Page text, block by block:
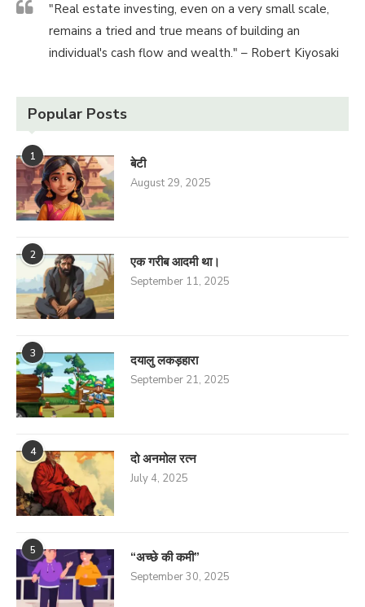
"Real estate investing, even on a very small scale,
remains a tried and true means of building an
individual's cash flow and wealth." – Robert Kiyosaki
Popular Posts
1 बेटी
August 29, 2025
2 एक गरीब आदमी था।
September 11, 2025
3 दयालु लकड़हारा
September 21, 2025
4 दो अनमोल रत्न
July 4, 2025
5 “अच्छे की कमी”
September 30, 2025